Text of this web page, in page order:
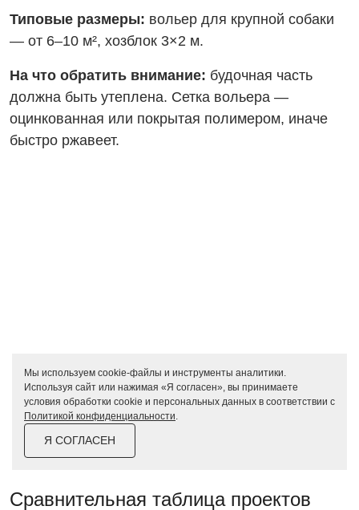
Типовые размеры: вольер для крупной собаки
— от 6–10 м², хозблок 3×2 м.
На что обратить внимание: будочная часть
должна быть утеплена. Сетка вольера —
оцинкованная или покрытая полимером, иначе
быстро ржавеет.
Сравнительная таблица проектов
Мы используем cookie-файлы и инструменты аналитики.
Используя сайт или нажимая «Я согласен», вы принимаете
условия обработки cookie и персональных данных в соответствии с
Политикой конфиденциальности.
Я СОГЛАСЕН